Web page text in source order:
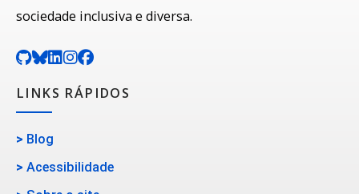
sociedade inclusiva e diversa.
LINKS RÁPIDOS
> Blog
> Acessibilidade